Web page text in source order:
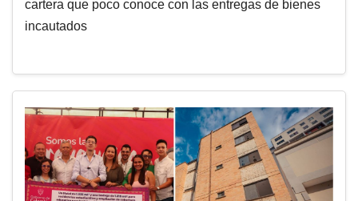
cartera que poco conoce con las entregas de bienes
incautados